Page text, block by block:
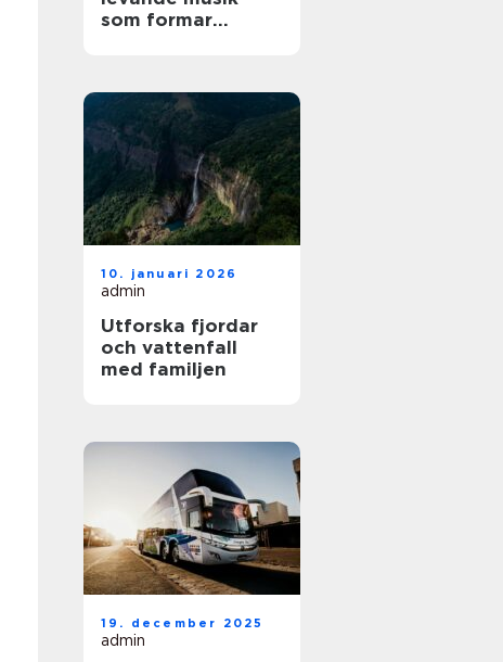
som formar
10. januari 2026
admin
Utforska fjordar
och vattenfall
med familjen
19. december 2025
admin